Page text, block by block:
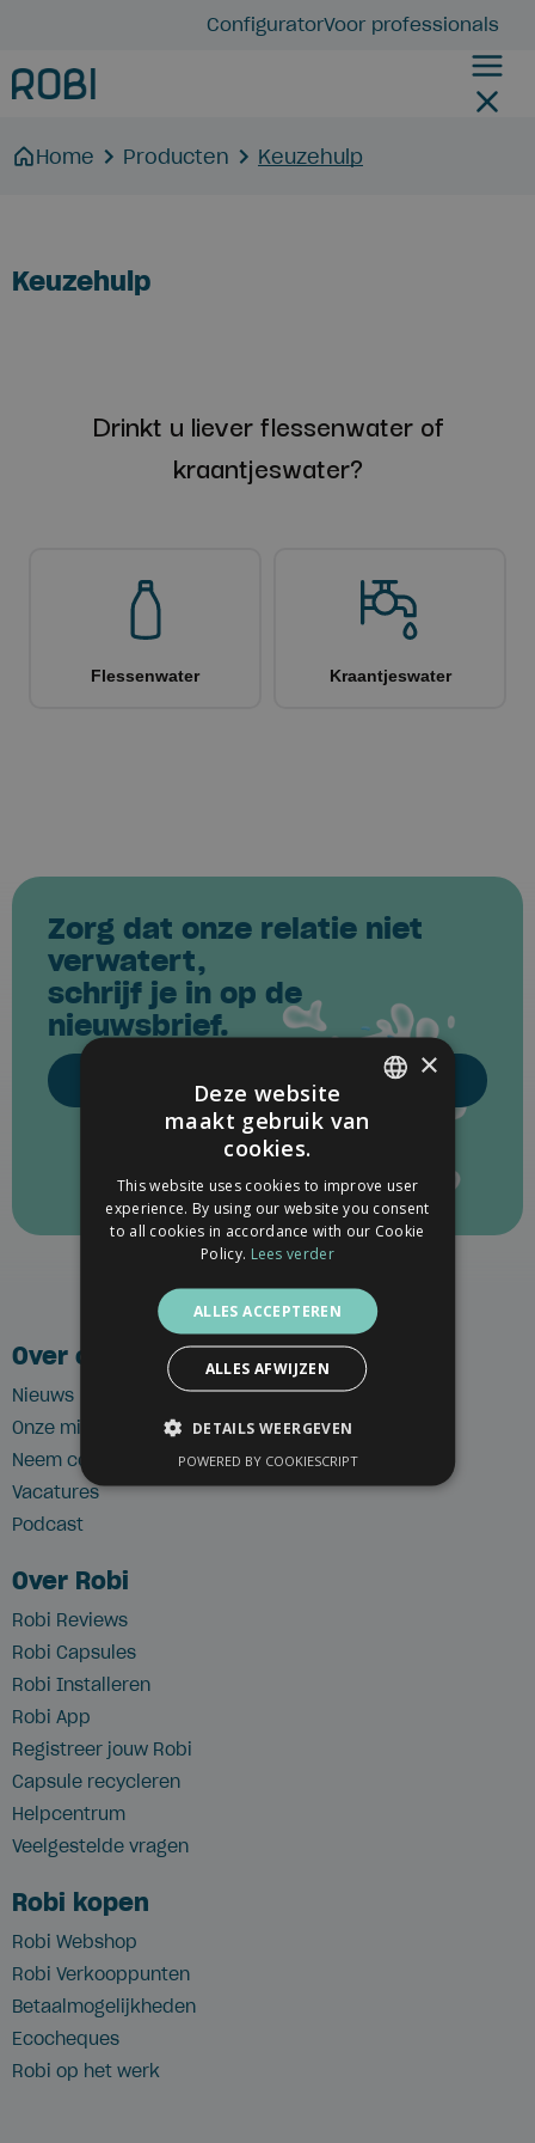
ConfiguratorVoor professionals
Home Producten Keuzehulp
Keuzehulp
Zorg dat onze relatie niet
verwatert,
schrijf je in op de
nieuwsbrief.
Over ons
Nieuws
Onze missie
Neem contact op
Vacatures
Podcast
Over Robi
Robi Reviews
Robi Capsules
Robi Installeren
Robi App
Registreer jouw Robi
Capsule recycleren
Helpcentrum
Veelgestelde vragen
Robi kopen
Robi Webshop
Robi Verkooppunten
Betaalmogelijkheden
Ecocheques
Robi op het werk
DUTCH
ENGLISH
×
Deze website
maakt gebruik van
cookies.
This website uses cookies to improve user
experience. By using our website you consent
to all cookies in accordance with our Cookie
Policy. Lees verder
ALLES ACCEPTEREN
ALLES AFWIJZEN
DETAILS WEERGEVEN
POWERED BY COOKIESCRIPT